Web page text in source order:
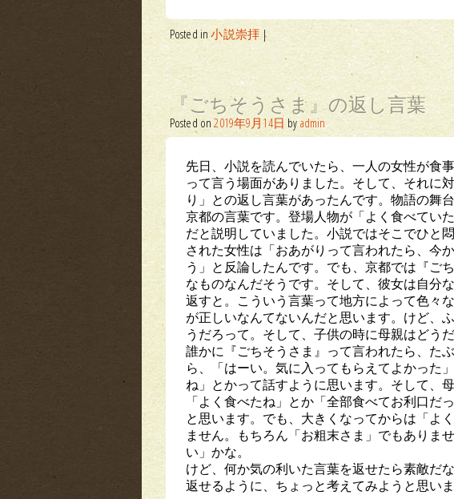
Posted in小説崇拝 |
『ごちそうさま』の返し言葉
Posted on2019年9月14日 by admin
先日、小説を読んでいたら、一人の女性が食
って言う場面がありました。そして、それに
り」との返し言葉があったんです。物語の舞
京都の言葉です。登場人物が「よく食べてい
だと説明していました。小説ではそこでひと
された女性は「おあがりって言われたら、今
う」と反論したんです。でも、京都では『ご
なものなんだそうです。そして、彼女は自分
返すと。こういう言葉って地方によって色々
が正しいなんてないんだと思います。けど、
うだろって。そして、子供の時に母親はどう
誰かに『ごちそうさま』って言われたら、た
ら、「はーい。気に入ってもらえてよかった
ね」とかって話すように思います。そして、
「よく食べたね」とか「全部食べてお利口だ
と思います。でも、大きくなってからは「よ
ません。もちろん「お粗末さま」でもありま
い」かな。
けど、何か気の利いた言葉を返せたら素敵だ
返せるように、ちょっと考えてみようと思いま